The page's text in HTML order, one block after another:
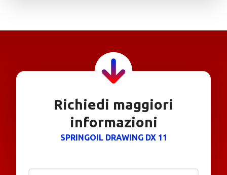
Richiedi maggiori
informazioni
SPRINGOIL DRAWING DX 11